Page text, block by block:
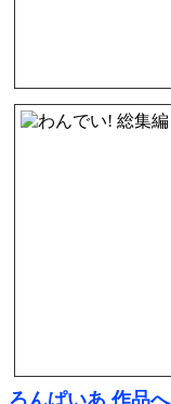
ろんぱいあ 作品へ